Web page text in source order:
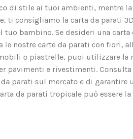
di stile ai tuoi ambienti, mentre
ti consigliamo la carta da parati
bambino. Se desideri una carta
nostre carte da parati con fiori,
o piastrelle, puoi utilizzare la
pavimenti e rivestimenti.
parati sul mercato e di garantire
da parati tropicale può essere